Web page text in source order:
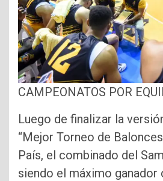
CAMPEONATOS POR
Luego de finalizar la
“Mejor Torneo de
País, el combinado del
siendo el máximo ganador